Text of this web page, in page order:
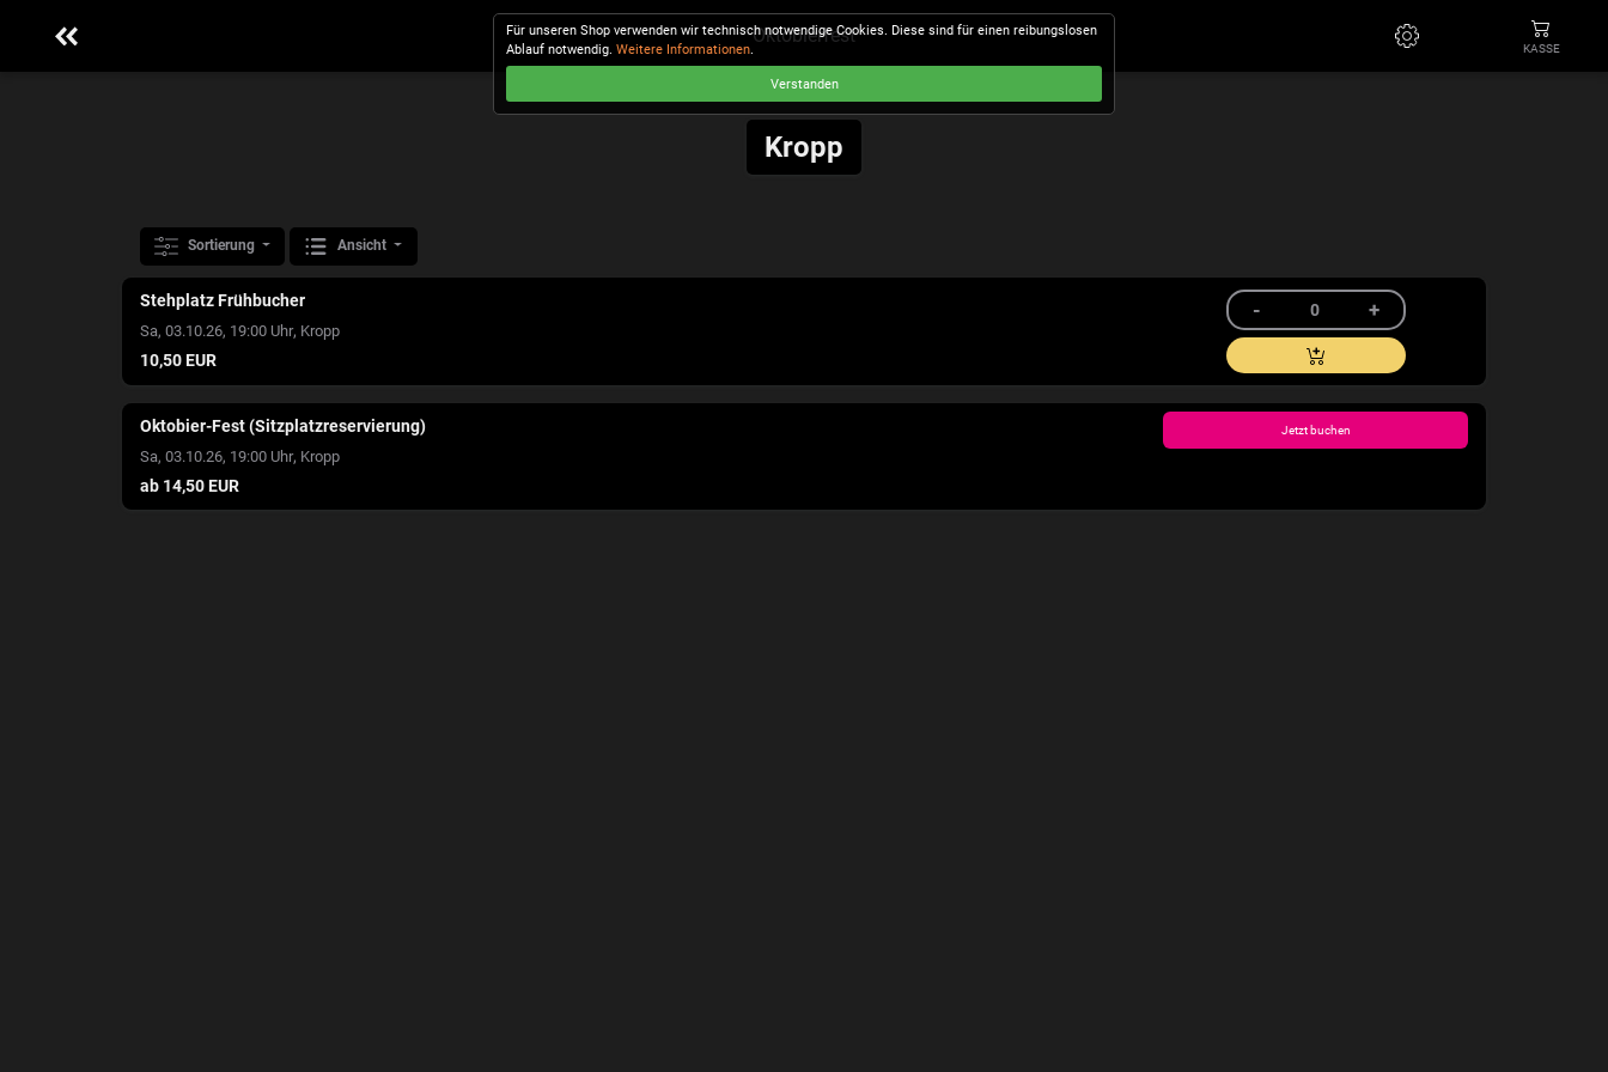
Oktobierfest
KASSE
Kropp
Sortierung Ansicht
Stehplatz Frühbucher
Sa, 03.10.26, 19:00 Uhr, Kropp
10,50 EUR
Oktobier-Fest (Sitzplatzreservierung)
Sa, 03.10.26, 19:00 Uhr, Kropp
ab 14,50 EUR
Jetzt buchen
Für unseren Shop verwenden wir technisch notwendige Cookies. Diese sind für einen reibungslosen
Ablauf notwendig. Weitere Informationen.
Verstanden